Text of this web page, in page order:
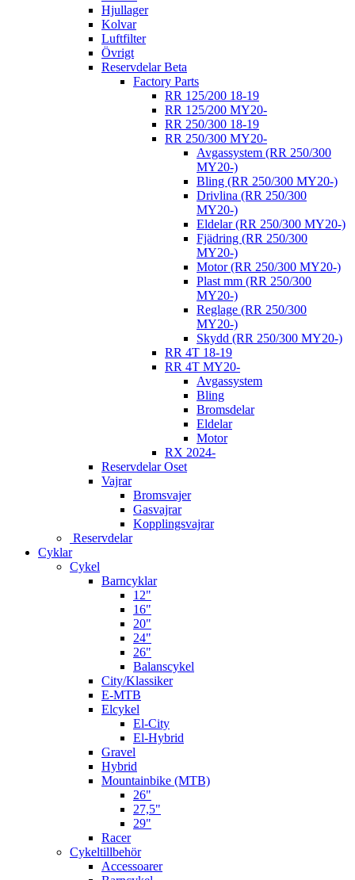
Hjullager
Kolvar
Luftfilter
Övrigt
Reservdelar Beta
Factory Parts
RR 125/200 18-19
RR 125/200 MY20-
RR 250/300 18-19
RR 250/300 MY20-
Avgassystem (RR 250/300
MY20-)
Bling (RR 250/300 MY20-)
Drivlina (RR 250/300
MY20-)
Eldelar (RR 250/300 MY20-)
Fjädring (RR 250/300
MY20-)
Motor (RR 250/300 MY20-)
Plast mm (RR 250/300
MY20-)
Reglage (RR 250/300
MY20-)
Skydd (RR 250/300 MY20-)
RR 4T 18-19
RR 4T MY20-
Avgassystem
Bling
Bromsdelar
Eldelar
Motor
RX 2024-
Reservdelar Oset
Vajrar
Bromsvajer
Gasvajrar
Kopplingsvajrar
Reservdelar
Cyklar
Cykel
Barncyklar
12"
16"
20"
24"
26"
Balanscykel
City/Klassiker
E-MTB
Elcykel
El-City
El-Hybrid
Gravel
Hybrid
Mountainbike (MTB)
26"
27,5"
29"
Racer
Cykeltillbehör
Accessoarer